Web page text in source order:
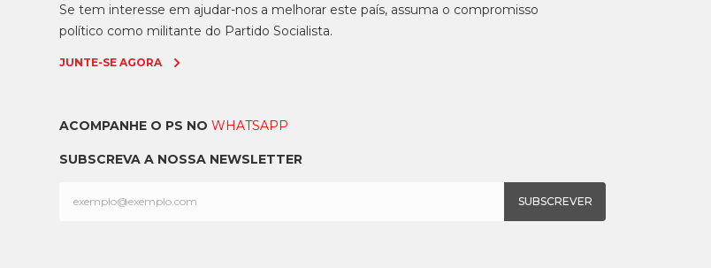
Se tem interesse em ajudar-nos a melhorar este país, assuma o compromisso
político como militante do Partido Socialista.
JUNTE-SE AGORA
ACOMPANHE O PS NOWHATSAPP
SUBSCREVA A NOSSA NEWSLETTER